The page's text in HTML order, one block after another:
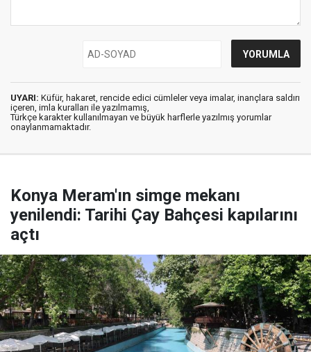
UYARI: Küfür, hakaret, rencide edici cümleler veya imalar, inançlara saldırı
içeren, imla kuralları ile yazılmamış,
Türkçe karakter kullanılmayan ve büyük harflerle yazılmış yorumlar
onaylanmamaktadır.
Konya Meram'ın simge mekanı
yenilendi: Tarihi Çay Bahçesi kapılarını
açtı